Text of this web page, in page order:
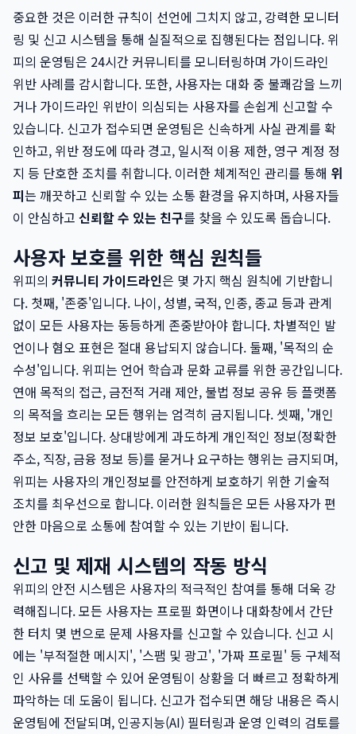
중요한 것은 이러한 규칙이 선언에 그치지 않고, 강력한 모니터
링 및 신고 시스템을 통해 실질적으로 집행된다는 점입니다. 위
피의 운영팀은 24시간 커뮤니티를 모니터링하며 가이드라인
위반 사례를 감시합니다. 또한, 사용자는 대화 중 불쾌감을 느끼
거나 가이드라인 위반이 의심되는 사용자를 손쉽게 신고할 수
있습니다. 신고가 접수되면 운영팀은 신속하게 사실 관계를 확
인하고, 위반 정도에 따라 경고, 일시적 이용 제한, 영구 계정 정
지 등 단호한 조치를 취합니다. 이러한 체계적인 관리를 통해 위
피는 깨끗하고 신뢰할 수 있는 소통 환경을 유지하며, 사용자들
이 안심하고 신뢰할 수 있는 친구를 찾을 수 있도록 돕습니다.
사용자 보호를 위한 핵심 원칙들
위피의 커뮤니티 가이드라인은 몇 가지 핵심 원칙에 기반합니
다. 첫째, '존중'입니다. 나이, 성별, 국적, 인종, 종교 등과 관계
없이 모든 사용자는 동등하게 존중받아야 합니다. 차별적인 발
언이나 혐오 표현은 절대 용납되지 않습니다. 둘째, '목적의 순
수성'입니다. 위피는 언어 학습과 문화 교류를 위한 공간입니다.
연애 목적의 접근, 금전적 거래 제안, 불법 정보 공유 등 플랫폼
의 목적을 흐리는 모든 행위는 엄격히 금지됩니다. 셋째, '개인
정보 보호'입니다. 상대방에게 과도하게 개인적인 정보(정확한
주소, 직장, 금융 정보 등)를 묻거나 요구하는 행위는 금지되며,
위피는 사용자의 개인정보를 안전하게 보호하기 위한 기술적
조치를 최우선으로 합니다. 이러한 원칙들은 모든 사용자가 편
안한 마음으로 소통에 참여할 수 있는 기반이 됩니다.
신고 및 제재 시스템의 작동 방식
위피의 안전 시스템은 사용자의 적극적인 참여를 통해 더욱 강
력해집니다. 모든 사용자는 프로필 화면이나 대화창에서 간단
한 터치 몇 번으로 문제 사용자를 신고할 수 있습니다. 신고 시
에는 '부적절한 메시지', '스팸 및 광고', '가짜 프로필' 등 구체적
인 사유를 선택할 수 있어 운영팀이 상황을 더 빠르고 정확하게
파악하는 데 도움이 됩니다. 신고가 접수되면 해당 내용은 즉시
운영팀에 전달되며, 인공지능(AI) 필터링과 운영 인력의 검토를